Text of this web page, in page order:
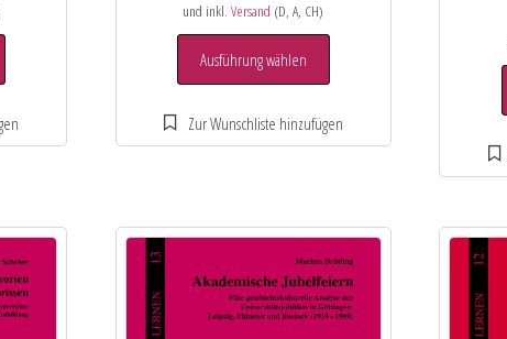
und inkl.Versand (D, A, CH)
Ausführung wählen